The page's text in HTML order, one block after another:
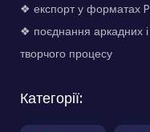
❖ експорт у форматах
❖ поєднання аркадних
творчого процесу
Категорії: